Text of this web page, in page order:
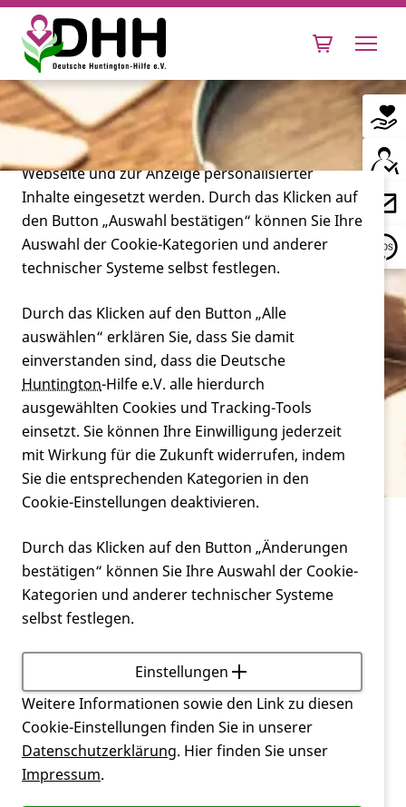
Leben mit Huntington
Forschung
Miteinander
Verein
Service
präklinisch
Phase, in der Studien (noch) nicht am Menschen,
sondern im Zell- oder Tiermodell durchgeführt
werden.
Zurück
Cookie-Einstellungen
Diese Webseite setzt verschiedene Cookies und
Tracking-Tools ein. Dies beinhaltet Cookies und
Tracking-Tools, die für den Betrieb der Webseite
technisch notwendig sind, die zu statistischen
Zwecken sowie zur besseren Bedienbarkeit der
Webseite und zur Anzeige personalisierter
Inhalte eingesetzt werden. Durch das Klicken auf
den Button „Auswahl bestätigen“ können Sie Ihre
Auswahl der Cookie-Kategorien und anderer
technischer Systeme selbst festlegen.
Durch das Klicken auf den Button „Alle
auswählen“ erklären Sie, dass Sie damit
einverstanden sind, dass die Deutsche
Huntington-Hilfe e.V. alle hierdurch
ausgewählten Cookies und Tracking-Tools
einsetzt. Sie können Ihre Einwilligung jederzeit
mit Wirkung für die Zukunft widerrufen, indem
Sie die entsprechenden Kategorien in den
Cookie-Einstellungen deaktivieren.
Durch das Klicken auf den Button „Änderungen
bestätigen“ können Sie Ihre Auswahl der Cookie-
Kategorien und anderer technischer Systeme
selbst festlegen.
Einstellungen
Weitere Informationen sowie den Link zu diesen
Cookie-Einstellungen finden Sie in unserer
Datenschutzerklärung. Hier finden Sie unser
Impressum.